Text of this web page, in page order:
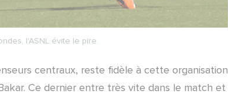
l'ASNL évite le pire.
centraux, reste fidèle à cette organisation
Ce dernier entre très vite dans le match et